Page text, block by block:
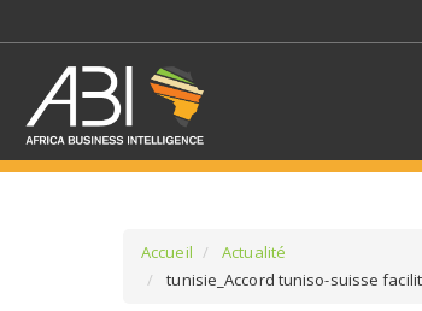
Accueil
Actualité
tunisie_Accord tuniso-suisse